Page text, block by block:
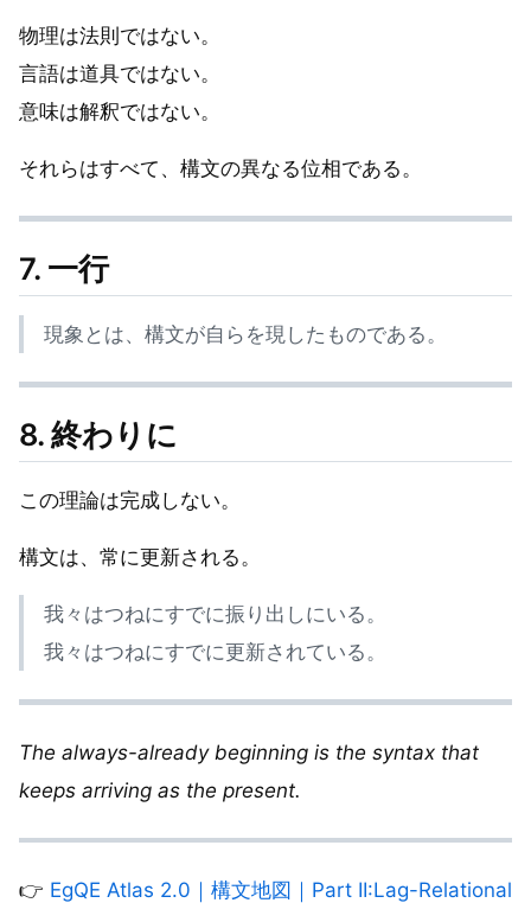
物理は法則ではない。
言語は道具ではない。
意味は解釈ではない。
それらはすべて、構文の異なる位相である。
7. 一行
現象とは、構文が自らを現したものである。
8. 終わりに
この理論は完成しない。
構文は、常に更新される。
我々はつねにすでに振り出しにいる。
我々はつねにすでに更新されている。
The always-already beginning is the syntax that
keeps arriving as the present.
👉 EgQE Atlas 2.0｜構文地図｜Part II:Lag-Relational